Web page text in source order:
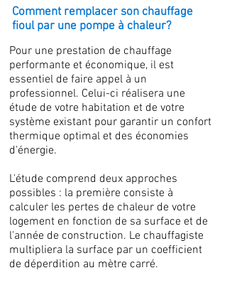
Comment remplacer son chauffage
fioul par une pompe à chaleur?
Pour une prestation de chauffage
performante et économique, il est
essentiel de faire appel à un
professionnel. Celui-ci réalisera une
étude de votre habitation et de votre
système existant pour garantir un confort
thermique optimal et des économies
d'énergie.
L'étude comprend deux approches
possibles : la première consiste à
calculer les pertes de chaleur de votre
logement en fonction de sa surface et de
l'année de construction. Le chauffagiste
multipliera la surface par un coefficient
de déperdition au mètre carré.